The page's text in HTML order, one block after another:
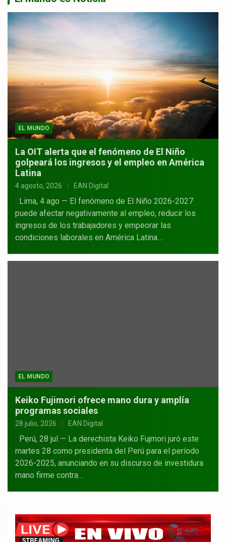
EL MUNDO
La OIT alerta que el fenómeno de El Niño
golpeará los ingresos y el empleo en América
Latina
4 agosto, 2026 EAN Digital
Lima, 4 ago — El fenómeno de El Niño 2026-2027
puede afectar negativamente al empleo, reducir los
ingresos de los trabajadores y empeorar las
condiciones laborales en América Latina…
EL MUNDO
Keiko Fujimori ofrece mano dura y amplía
programas sociales
28 julio, 2026 EAN Digital
Perú, 28 jul — La derechista Keiko Fujmori juró este
martes 28 como presidenta del Perú para el período
2026-2025, anunciando en su discurso de investidura
mano firme contra…